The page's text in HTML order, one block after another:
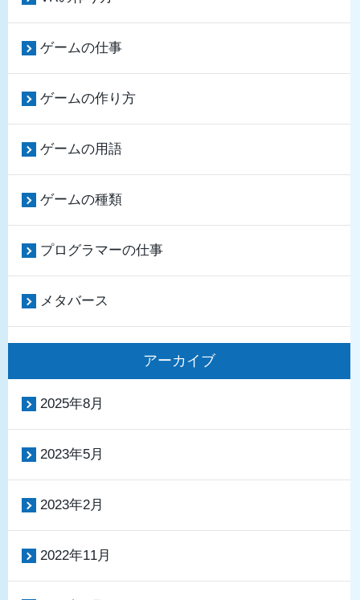
ゲームの仕事
ゲームの作り方
ゲームの用語
ゲームの種類
プログラマーの仕事
メタバース
アーカイブ
2025年8月
2023年5月
2023年2月
2022年11月